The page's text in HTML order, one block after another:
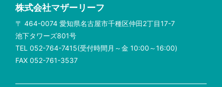
株式会社マザーリーフ
〒 464-0074 愛知県名古屋市千種区仲田2丁目17-7
池下タワーズ801号
TEL 052-764-7415(受付時間月～金 10:00～16:00)
FAX 052-761-3537